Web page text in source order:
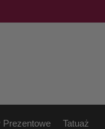
Prezentowe Tatuaż